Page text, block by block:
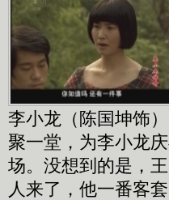
李小龙（陈国坤饰
聚一堂，为李小龙
场。没想到的是，
人来了，他一番客